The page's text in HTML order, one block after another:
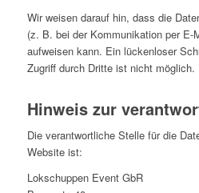
Wir weisen darauf hin, dass die
(z. B. bei der Kommunikation per E-
aufweisen kann. Ein lückenloser
Zugriff durch Dritte ist nicht möglich.
Hinweis zur
Die verantwortliche Stelle für die
Website ist:
Lokschuppen Event GbR